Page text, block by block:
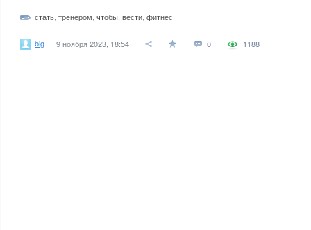
стать тренером чтобы вести фитнес
big 9 ноября 2023, 18:54 0 1188